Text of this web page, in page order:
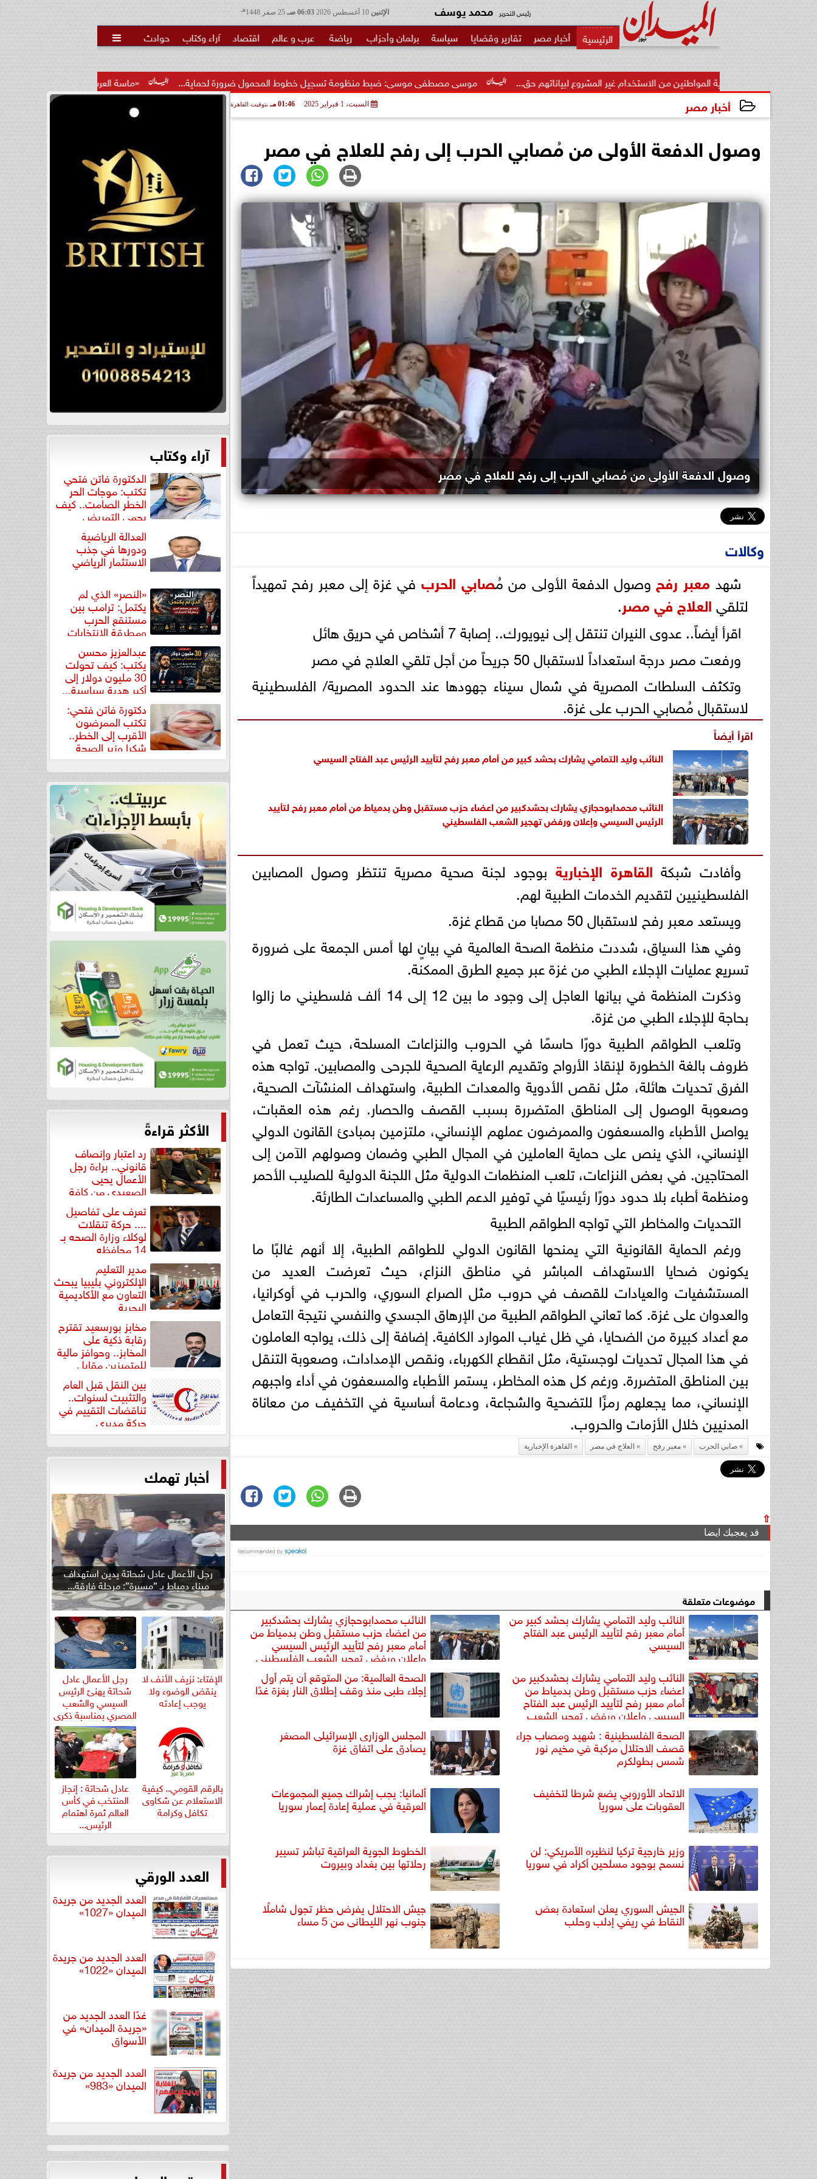
الإثنين 06:03 صـ هـ رئيس التحرير محمد يوسف
أخبار مصر تقارير وقضايا سياسة برلمان وأحزاب رياضة عرب و عالم اقتصاد آراء وكتاب حوادث 
«ماسة العرب» تتوج سعاد اللواتية.. مسيرة عمانية موسى مصطفى موسى: ضبط منظومة تسجيل خطوط المحمول ضرورة لحماية... حماية المواطنين من الاستخدام غير المشروع لبياناتهم حق...
أخبار مصر السبت، 1 فبراير 2025 01:46 مـ بتوقيت القاهرة
وصول الدفعة الأولى من مُصابي الحرب إلى رفح للعلاج في مصر
وصول الدفعة الأولى من مُصابي الحرب إلى رفح للعلاج في مصر
وكالات
شهد معبر رفح وصول الدفعة الأولى من مُصابي الحرب في غزة إلى معبر رفح تمهيداً
لتلقيالعلاج في مصر.
اقرأ أيضاً.. عدوى النيران تنتقل إلى نيويورك.. إصابة 7 أشخاص في حريق هائل
ورفعت مصر درجة استعداداً لاستقبال 50 جريحاً من أجل تلقي العلاج في مصر
وتكثف السلطات المصرية في شمال سيناء جهودها عند الحدود المصرية/ الفلسطينية
لاستقبال مُصابي الحرب على غزة.
اقرأ أيضاً
النائب وليد التمامي يشارك بحشد كبير من أمام معبر رفح لتأييد الرئيس عبد الفتاح السيسي
النائب محمدابوحجازي يشارك بحشدكبير من اعضاء حزب مستقبل وطن بدمياط من أمام معبر رفح لتأييد
الرئيس السيسي وإعلان ورفض تهجير الشعب الفلسطيني
وأفادت شبكة القاهرة الإخبارية بوجود لجنة صحية مصرية تنتظر وصول المصابين
الفلسطينيين لتقديم الخدمات الطبية لهم.
ويستعد معبر رفح لاستقبال 50 مصابا من قطاع غزة.
وفي هذا السياق، شددت منظمة الصحة العالمية في بيانٍ لها أمس الجمعة على ضرورة
تسريع عمليات الإجلاء الطبي من غزة عبر جميع الطرق الممكنة.
وذكرت المنظمة في بيانها العاجل إلى وجود ما بين 12 إلى 14 ألف فلسطيني ما زالوا
بحاجة للإجلاء الطبي من غزة.
وتلعب الطواقم الطبية دورًا حاسمًا في الحروب والنزاعات المسلحة، حيث تعمل في
ظروف بالغة الخطورة لإنقاذ الأرواح وتقديم الرعاية الصحية للجرحى والمصابين. تواجه هذه
الفرق تحديات هائلة، مثل نقص الأدوية والمعدات الطبية، واستهداف المنشآت الصحية،
وصعوبة الوصول إلى المناطق المتضررة بسبب القصف والحصار. رغم هذه العقبات،
يواصل الأطباء والمسعفون والممرضون عملهم الإنساني، ملتزمين بمبادئ القانون الدولي
الإنساني، الذي ينص على حماية العاملين في المجال الطبي وضمان وصولهم الآمن إلى
المحتاجين. في بعض النزاعات، تلعب المنظمات الدولية مثل اللجنة الدولية للصليب الأحمر
ومنظمة أطباء بلا حدود دورًا رئيسيًا في توفير الدعم الطبي والمساعدات الطارئة.
التحديات والمخاطر التي تواجه الطواقم الطبية
ورغم الحماية القانونية التي يمنحها القانون الدولي للطواقم الطبية، إلا أنهم غالبًا ما
يكونون ضحايا الاستهداف المباشر في مناطق النزاع، حيث تعرضت العديد من
المستشفيات والعيادات للقصف في حروب مثل الصراع السوري، والحرب في أوكرانيا،
والعدوان على غزة. كما تعاني الطواقم الطبية من الإرهاق الجسدي والنفسي نتيجة التعامل
مع أعداد كبيرة من الضحايا، في ظل غياب الموارد الكافية. إضافة إلى ذلك، يواجه العاملون
في هذا المجال تحديات لوجستية، مثل انقطاع الكهرباء، ونقص الإمدادات، وصعوبة التنقل
بين المناطق المتضررة. ورغم كل هذه المخاطر، يستمر الأطباء والمسعفون في أداء واجبهم
الإنساني، مما يجعلهم رمزًا للتضحية والشجاعة، ودعامة أساسية في التخفيف من معاناة
المدنيين خلال الأزمات والحروب.
صابي الحرب معبر رفح العلاج في مصر القاهرة الإخبارية
⇧
قد يعجبك ايضا
موضوعات متعلقة
النائب وليد التمامي يشارك بحشد كبير من
أمام معبر رفح لتأييد الرئيس عبد الفتاح
السيسي
النائب محمدابوحجازي يشارك بحشدكبير
من اعضاء حزب مستقبل وطن بدمياط من
أمام معبر رفح لتأييد الرئيس السيسي
وإعلان ورفض تهجير الشعب الفلسطيني
النائب وليد التمامي يشارك بحشدكبير من
اعضاء حزب مستقبل وطن بدمياط من
أمام معبر رفح لتأييد الرئيس عبد الفتاح
السيسي وإعلان ورفض تهجير الشعب
الفلسطيني
الصحة العالمية: من المتوقع أن يتم أول
إجلاء طبى منذ وقف إطلاق النار بغزة غدًا
الصحة الفلسطينية : شهيد ومصاب جراء
قصف الاحتلال مركبة في مخيم نور
شمس بطولكرم
المجلس الوزارى الإسرائيلى المصغر
يصادق على اتفاق غزة
الاتحاد الأوروبي يضع شرطا لتخفيف
العقوبات على سوريا
ألمانيا: يجب إشراك جميع المجموعات
العرقية في عملية إعادة إعمار سوريا
وزير خارجية تركيا لنظيره الأمريكي: لن
نسمح بوجود مسلحين أكراد في سوريا
الخطوط الجوية العراقية تباشر تسيير
رحلاتها بين بغداد وبيروت
الجيش السوري يعلن استعادة بعض
النقاط في ريفي إدلب وحلب
جيش الاحتلال يفرض حظر تجول شاملًا
جنوب نهر الليطانى من 5 مساء
آراء وكتاب
الدكتورة فاتن فتحي
تكتب: موجات الحر
الخطر الصامت.. كيف
يحمي التمريض
العدالة الرياضية
ودورها في جذب
الاستثمار الرياضي
«النصر» الذي لم
يكتمل: ترامب بين
مستنقع الحرب
ومطرقة الانتخابات
عبدالعزيز محسن
يكتب: كيف تحولت
30 مليون دولار إلى
أكبر هدية سياسية...
دكتورة فاتن فتحي:
تكتب الممرضون
الأقرب إلى الخطر..
شكرا وزير الصحة
لتكريم...
الأكثر قراءةً
رد اعتبار وإنصاف
قانوني.. براءة رجل
الأعمال يحيى
الصعيدي من كافة
التهم... تعرف على تفاصيل
.... حركة تنقلات
لوكلاء وزارة الصحه بـ
14 محافظه
مدير التعليم
الإلكتروني بليبيا يبحث
التعاون مع الأكاديمية
البحرية
مخابز بورسعيد تقترح
رقابة ذكية على
المخابز.. وحوافز مالية
للمتميزين مقابل
بين النقل قبل العام
والتثبيت لسنوات..
تناقضات التقييم في
حركة مديري
”مستشفيات...
أخبار تهمك
رجل الأعمال عادل شحاتة يدين استهداف
ميناء دمياط بـ ”مسيرة”: مرحلة فارقة...
الإفتاء: نزيف الأنف لا
ينقض الوضوء ولا
يوجب إعادته
رجل الأعمال عادل
شحاتة يهنئ الرئيس
السيسي والشعب
المصري بمناسبة ذكرى
ثورة...
بالرقم القومي.. كيفية
الاستعلام عن شكاوى
تكافل وكرامة
عادل شحاتة : إنجاز
المنتخب في كأس
العالم ثمرة اهتمام
الرئيس...
العدد الورقي
العدد الجديد من جريدة
الميدان «1027»
العدد الجديد من جريدة
الميدان «1022»
غدًا العدد الجديد من
«جريدة الميدان» في
الأسواق
العدد الجديد من جريدة
الميدان «983»